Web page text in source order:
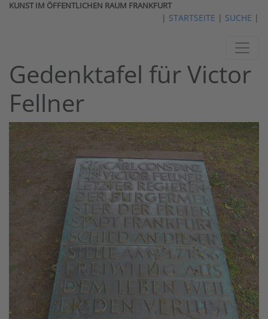
KUNST IM ÖFFENTLICHEN RAUM FRANKFURT
| STARTSEITE | SUCHE |
Gedenktafel für Victor
Fellner